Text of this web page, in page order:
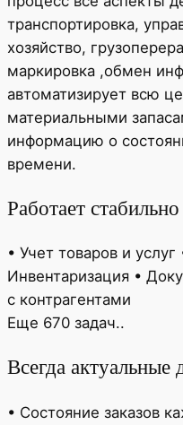
транспортировка,
хозяйство,
маркировка ,обмен
автоматизирует всю
материальными
информацию о
времени.
Работает
• Учет товаров и
Инвентаризация •
с контрагентами
Еще 670 задач..
Всегда актуальные
• Состояние заказов